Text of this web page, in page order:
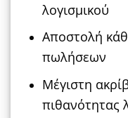
λογισμικού
Αποστολή
πωλήσεων
Μέγιστη
πιθανότητας